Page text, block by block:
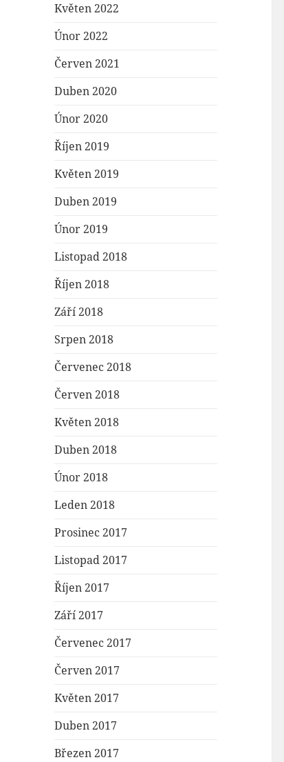
Květen 2022
Únor 2022
Červen 2021
Duben 2020
Únor 2020
Říjen 2019
Květen 2019
Duben 2019
Únor 2019
Listopad 2018
Říjen 2018
Září 2018
Srpen 2018
Červenec 2018
Červen 2018
Květen 2018
Duben 2018
Únor 2018
Leden 2018
Prosinec 2017
Listopad 2017
Říjen 2017
Září 2017
Červenec 2017
Červen 2017
Květen 2017
Duben 2017
Březen 2017